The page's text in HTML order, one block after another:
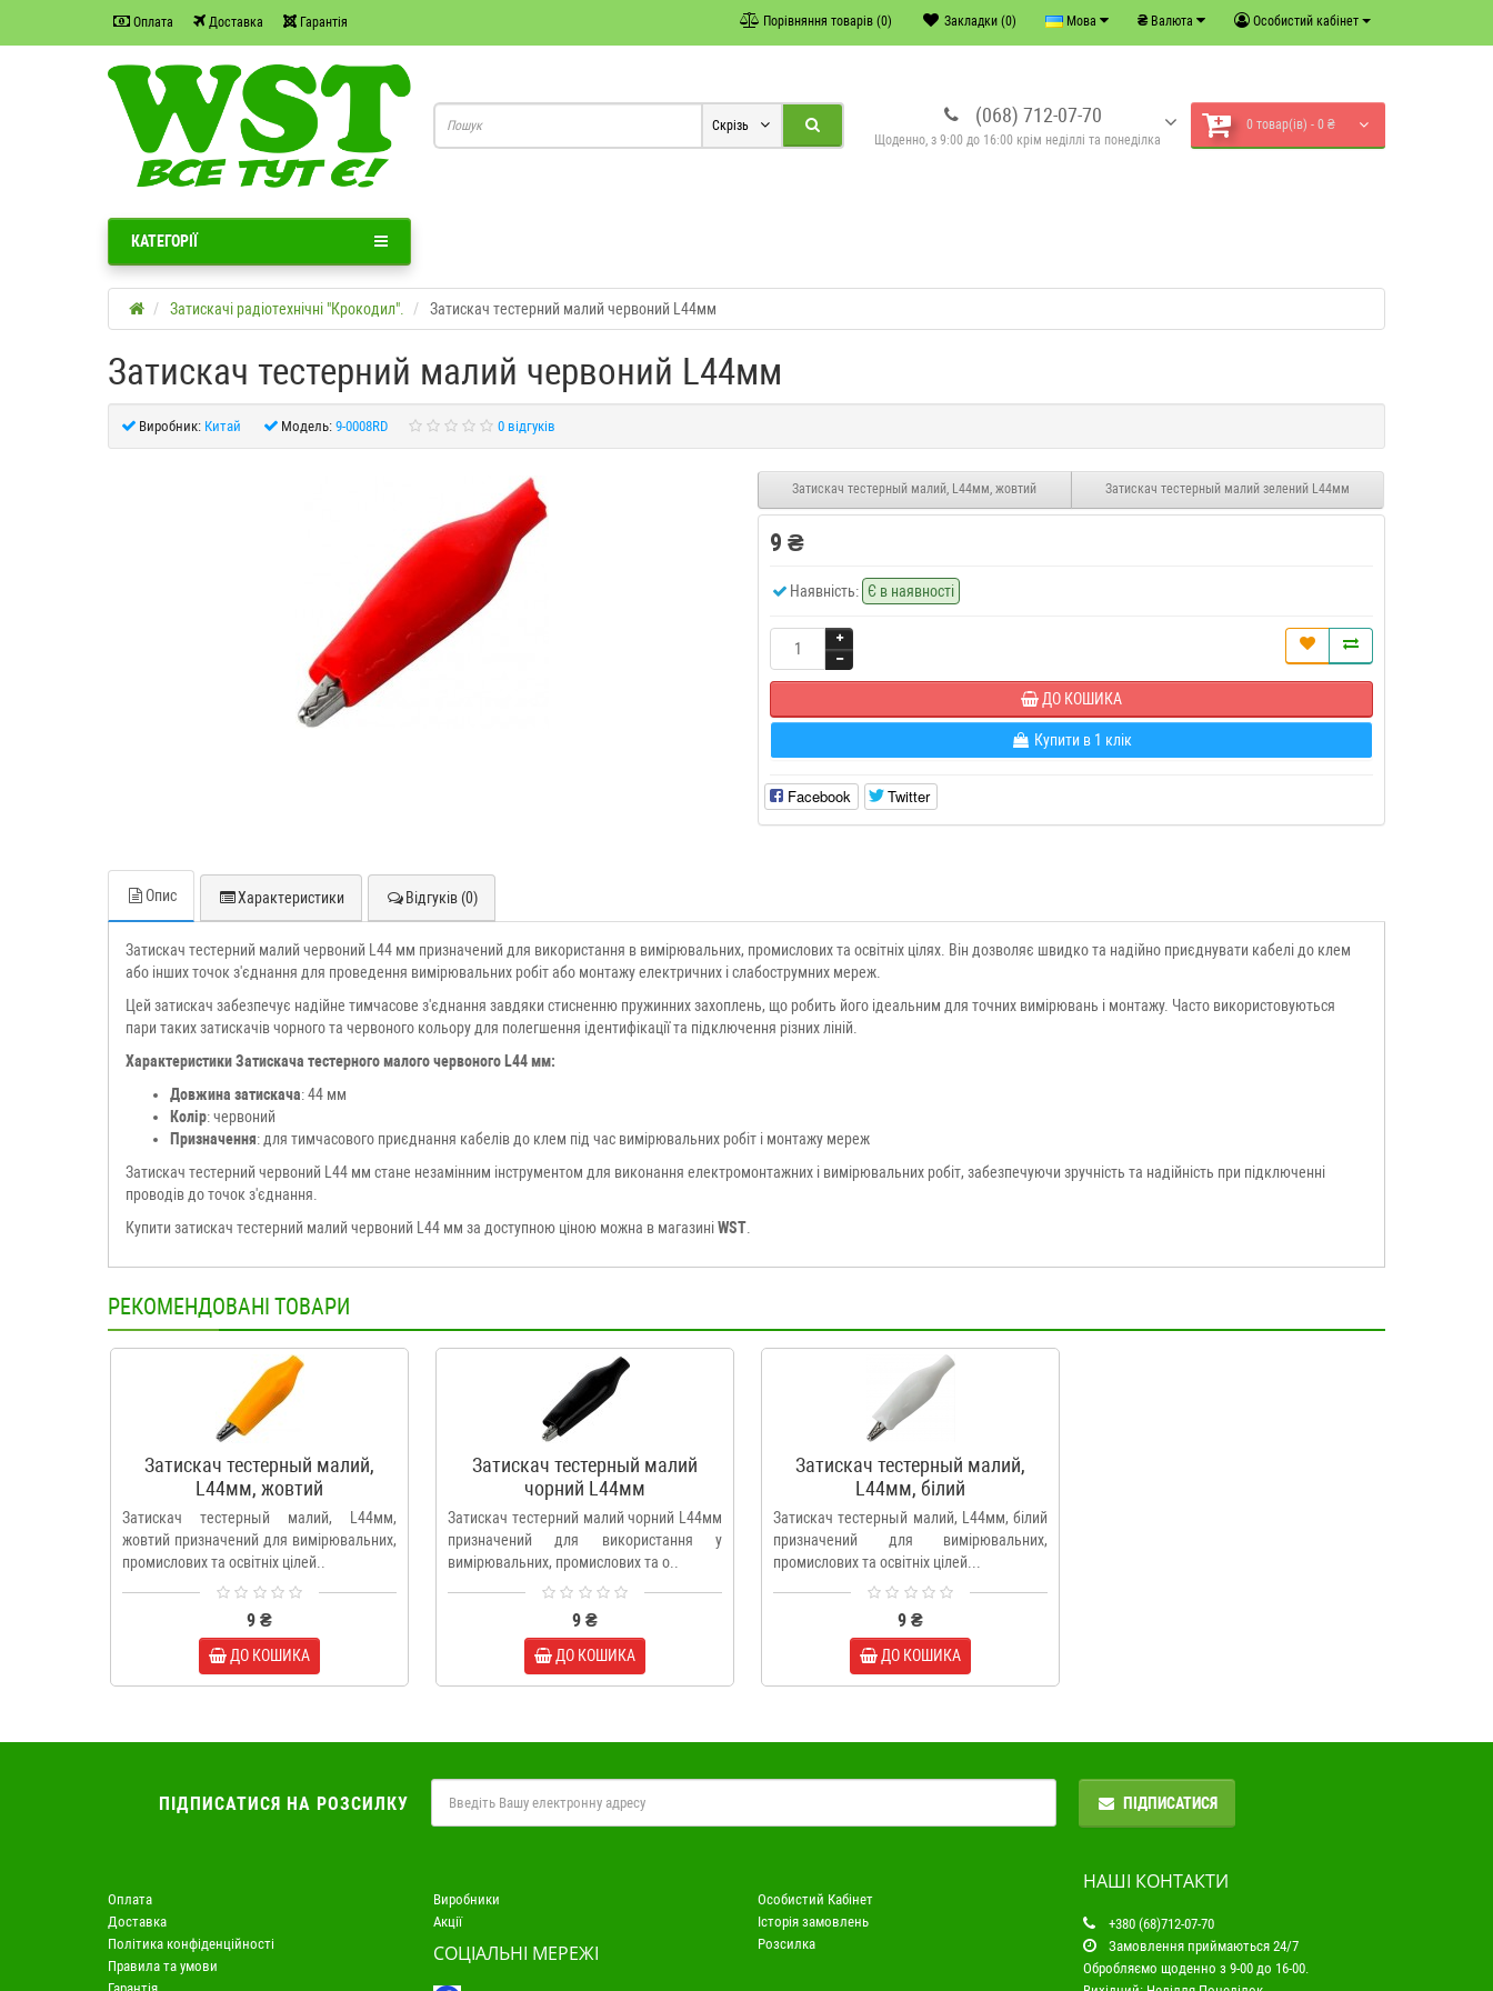
Оплата Доставка Гарантія Особистий кабінет
₴ Валюта
Мова
Закладки (0)
Порівняння товарів (0)
(068) 712-07-70
Щоденно, з 9:00 до 16:00 крім неділлі та понеділка
0 товар(ів) - 0 ₴
Скрізь
КАТЕГОРІЇ
Затискачі радіотехнічні "Крокодил". Затискач тестерний малий червоний L44мм
Затискач тестерний малий червоний L44мм
Виробник: Китай Модель: 9-0008RD 0 відгуків
Затискач тестерный малий, L44мм, жовтий Затискач тестерный малий зелений L44мм
9 ₴
Наявність: Є в наявності
ДО КОШИКА
Купити в 1 клік
Facebook Twitter
Опис Характеристики Відгуків (0)
Затискач тестерний малий червоний L44 мм призначений для використання в вимірювальних, промислових та освітніх цілях. Він дозволяє швидко та надійно приєднувати кабелі до клем
або інших точок з'єднання для проведення вимірювальних робіт або монтажу електричних і слабострумних мереж.
Цей затискач забезпечує надійне тимчасове з'єднання завдяки стисненню пружинних захоплень, що робить його ідеальним для точних вимірювань і монтажу. Часто використовуються
пари таких затискачів чорного та червоного кольору для полегшення ідентифікації та підключення різних ліній.
Характеристики Затискача тестерного малого червоного L44 мм:
Довжина затискача: 44 мм
Колір: червоний
Призначення: для тимчасового приєднання кабелів до клем під час вимірювальних робіт і монтажу мереж
Затискач тестерний червоний L44 мм стане незамінним інструментом для виконання електромонтажних і вимірювальних робіт, забезпечуючи зручність та надійність при підключенні
проводів до точок з'єднання.
Купити затискач тестерний малий червоний L44 мм за доступною ціною можна в магазиніWST
РЕКОМЕНДОВАНІ ТОВАРИ
Затискач тестерный малий,
L44мм, жовтий
Затискач тестерный малий, L44мм,
жовтий призначений для вимірювальних,
промислових та освітніх цілей..
9 ₴
ДО КОШИКА
Затискач тестерный малий
чорний L44мм
Затискач тестерний малий чорний L44мм
призначений для використання у
вимірювальних, промислових та о..
9 ₴
ДО КОШИКА
Затискач тестерный малий,
L44мм, білий
Затискач тестерный малий, L44мм, білий
призначений для вимірювальних,
промислових та освітніх цілей...
9 ₴
ДО КОШИКА
ПІДПИСАТИСЯ НА РОЗСИЛКУ ПІДПИСАТИСЯ
Оплата
Доставка
Політика конфіденційності
Правила та умови
Виробники
Акції
СОЦІАЛЬНІ МЕРЕЖІ
Особистий Кабінет
Історія замовлень
Розсилка
НАШІ КОНТАКТИ
+380 (68)712-07-70
Замовлення приймаються 24/7
Обробляємо щоденно з 9-00 до 16-00.